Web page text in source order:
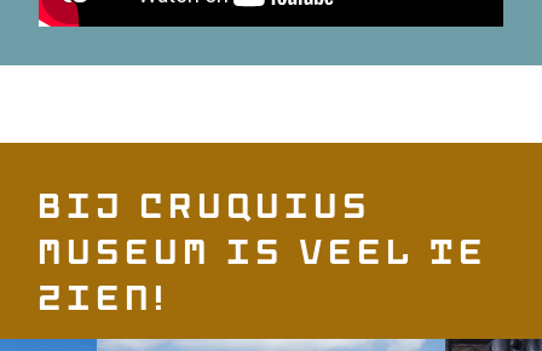
Bij Cruquius
Museum is veel te
zien!